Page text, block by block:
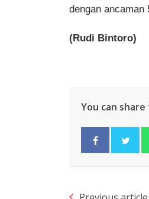
dengan ancaman
(Rudi Bintoro)
You can